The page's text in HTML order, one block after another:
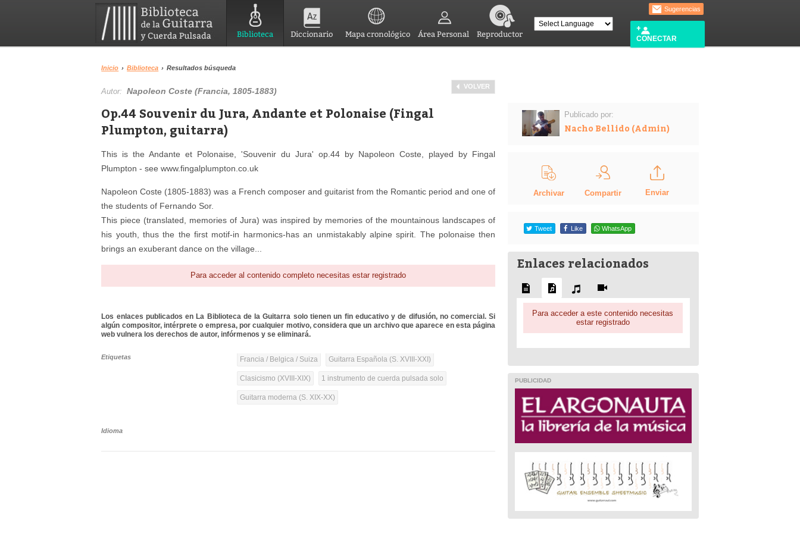
Biblioteca Diccionario Mapa cronológico Área Personal Reproductor
Sugerencias
CONECTAR
Inicio › Biblioteca › Resultados búsqueda
VOLVER
Autor:Napoleon Coste (Francia, 1805-1883)
Op.44 Souvenir du Jura, Andante et Polonaise (Fingal
Plumpton, guitarra)
This is the Andante et Polonaise, 'Souvenir du Jura' op.44 by Napoleon Coste, played by Fingal
Plumpton - see www.fingalplumpton.co.uk
Napoleon Coste (1805-1883) was a French composer and guitarist from the Romantic period and one of
the students of Fernando Sor.
This piece (translated, memories of Jura) was inspired by memories of the mountainous landscapes of
his youth, thus the the ﬁrst motif-in harmonics-has an unmistakably alpine spirit. The polonaise then
brings an exuberant dance on the village...
Para acceder al contenido completo necesitas estar registrado
Los enlaces publicados en La Biblioteca de la Guitarra solo tienen un fin educativo y de difusión, no comercial. Si
algún compositor, intérprete o empresa, por cualquier motivo, considera que un archivo que aparece en esta página
web vulnera los derechos de autor, infórmenos y se eliminará.
Etiquetas Francia / Belgica / Suiza Guitarra Española (S. XVIII-XXI)
Clasicismo (XVIII-XIX) 1 instrumento de cuerda pulsada solo
Guitarra moderna (S. XIX-XX)
Idioma
Publicado por:
Nacho Bellido (Admin)
Archivar Compartir Enviar
Tweet Like WhatsApp
Enlaces relacionados
Para acceder a este contenido necesitas
estar registrado
PUBLICIDAD